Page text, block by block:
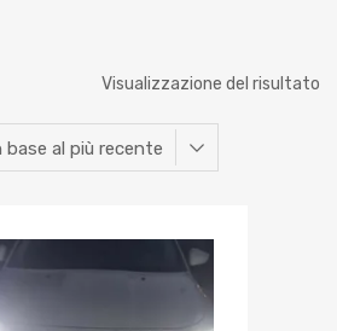
Visualizzazione del risultato